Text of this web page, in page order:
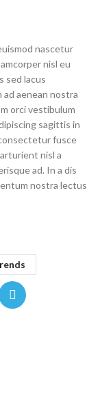
nascetur
nisl eu
sed lacus
aenean nostra
orci vestibulum
sagittis in
fusce
nisl a
ad. In a dis
nostra lectus